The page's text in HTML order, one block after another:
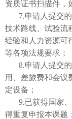
资质证书扫描件，
7.申请人提交
技术路线、试验流
经验和人力资源可
等各项法规要求；
8.申请人提交
用、差旅费和会议
定设备；
9.已获得国家
得重复申报本课题；